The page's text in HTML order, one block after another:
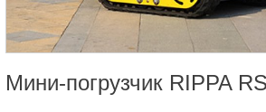
Мини-погрузчик RIPPA